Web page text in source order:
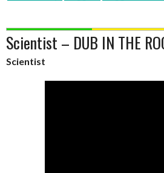
Scientist – DUB IN THE
Scientist